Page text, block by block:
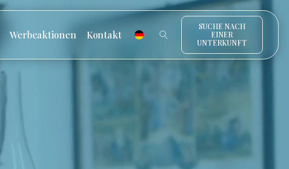
Werbeaktionen Kontakt
SUCHE NACH
EINER
UNTERKUNFT